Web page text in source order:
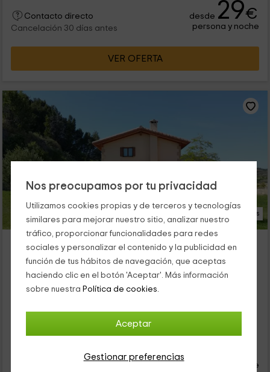
Nos preocupamos por tu privacidad
Utilizamos cookies propias y de terceros y tecnologías
similares para mejorar nuestro sitio, analizar nuestro
tráfico, proporcionar funcionalidades para redes
sociales y personalizar el contenido y la publicidad en
función de tus hábitos de navegación, que aceptas
haciendo clic en el botón 'Aceptar'. Más información
sobre nuestra Política de cookies.
Aceptar
Gestionar preferencias
Contacto directo
Cancelación 30 días antes
desde 29€
persona y noche
VER OFERTA
25 Fotos
Aranbeltza Etxea
Alojamiento ubicado a 5.3km de Arroniz
Dicastillo, Navarra
0 opiniones
Contacto directo
persona y noche